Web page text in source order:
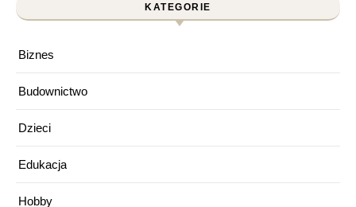
KATEGORIE
Biznes
Budownictwo
Dzieci
Edukacja
Hobby